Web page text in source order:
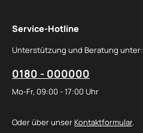
Service-Hotline
Unterstützung und Beratung unter:
0180 - 000000
Mo-Fr, 09:00 - 17:00 Uhr
Oder über unser Kontaktformular.